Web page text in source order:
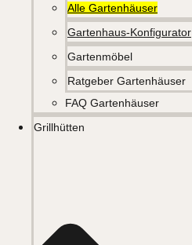
Alle Gartenhäuser
Gartenhaus-Konfigurator
Gartenmöbel
Ratgeber Gartenhäuser
FAQ Gartenhäuser
Grillhütten